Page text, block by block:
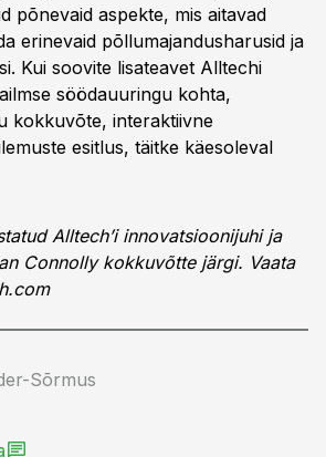
põnevaid aspekte, mis aitavad
erinevaid põllumajandusharusid ja
Kui soovite lisateavet Alltechi
söödauuringu kohta,
kokkuvõte, interaktiivne
esitlus, täitke käesoleval
Alltech’i innovatsioonijuhi ja
Connolly kokkuvõtte järgi. Vaata
Sõrmus